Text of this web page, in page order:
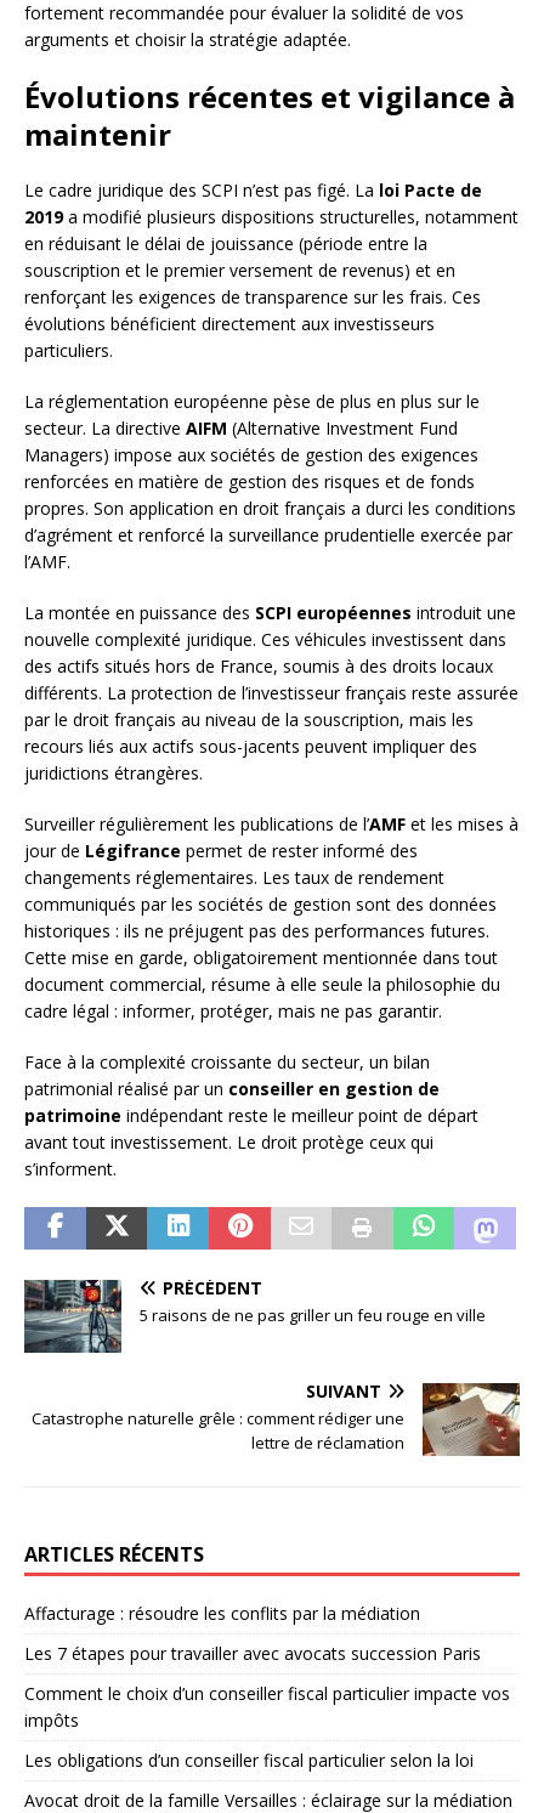
fortement recommandée pour évaluer la solidité de vos
arguments et choisir la stratégie adaptée.
Évolutions récentes et vigilance à
maintenir
Le cadre juridique des SCPI n’est pas figé. La loi Pacte de
2019a modifié plusieurs dispositions structurelles, notamment
en réduisant le délai de jouissance (période entre la
souscription et le premier versement de revenus) et en
renforçant les exigences de transparence sur les frais. Ces
évolutions bénéficient directement aux investisseurs
particuliers.
La réglementation européenne pèse de plus en plus sur le
secteur. La directive AIFM (Alternative Investment Fund
Managers) impose aux sociétés de gestion des exigences
renforcées en matière de gestion des risques et de fonds
propres. Son application en droit français a durci les conditions
d’agrément et renforcé la surveillance prudentielle exercée par
l’AMF.
La montée en puissance des SCPI européennes introduit une
nouvelle complexité juridique. Ces véhicules investissent dans
des actifs situés hors de France, soumis à des droits locaux
différents. La protection de l’investisseur français reste assurée
par le droit français au niveau de la souscription, mais les
recours liés aux actifs sous-jacents peuvent impliquer des
juridictions étrangères.
Surveiller régulièrement les publications de l’AMF et les mises à
jour de Légifrance permet de rester informé des
changements réglementaires. Les taux de rendement
communiqués par les sociétés de gestion sont des données
historiques : ils ne préjugent pas des performances futures.
Cette mise en garde, obligatoirement mentionnée dans tout
document commercial, résume à elle seule la philosophie du
cadre légal : informer, protéger, mais ne pas garantir.
Face à la complexité croissante du secteur, un bilan
patrimonial réalisé par un conseiller en gestion de
patrimoine indépendant reste le meilleur point de départ
avant tout investissement. Le droit protège ceux qui
s’informent.
PRÉCÉDENT
5 raisons de ne pas griller un feu rouge en ville
SUIVANT
Catastrophe naturelle grêle : comment rédiger une
lettre de réclamation
ARTICLES RÉCENTS
Affacturage : résoudre les conflits par la médiation
Les 7 étapes pour travailler avec avocats succession Paris
Comment le choix d’un conseiller fiscal particulier impacte vos
impôts
Les obligations d’un conseiller fiscal particulier selon la loi
Avocat droit de la famille Versailles : éclairage sur la médiation